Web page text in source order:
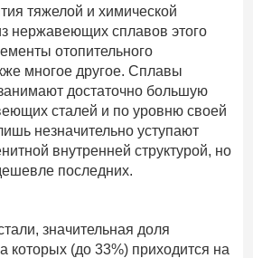
тяжелой и химической
нержавеющих сплавов этого
отопительного
многое другое. Сплавы
достаточно большую
сталей и по уровню своей
незначительно уступают
внутренней структурой, но
последних.
значительная доля
которых (до 33%) приходится на